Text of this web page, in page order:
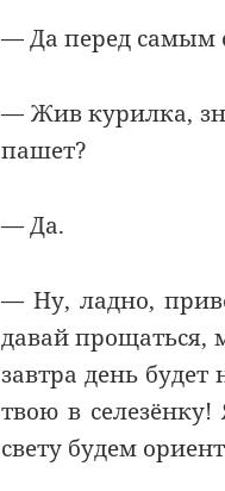
— Да перед самым
— Жив курилка,
пашет?
— Да.
— Ну, ладно,
давай прощаться,
завтра день будет
твою в
свету будем